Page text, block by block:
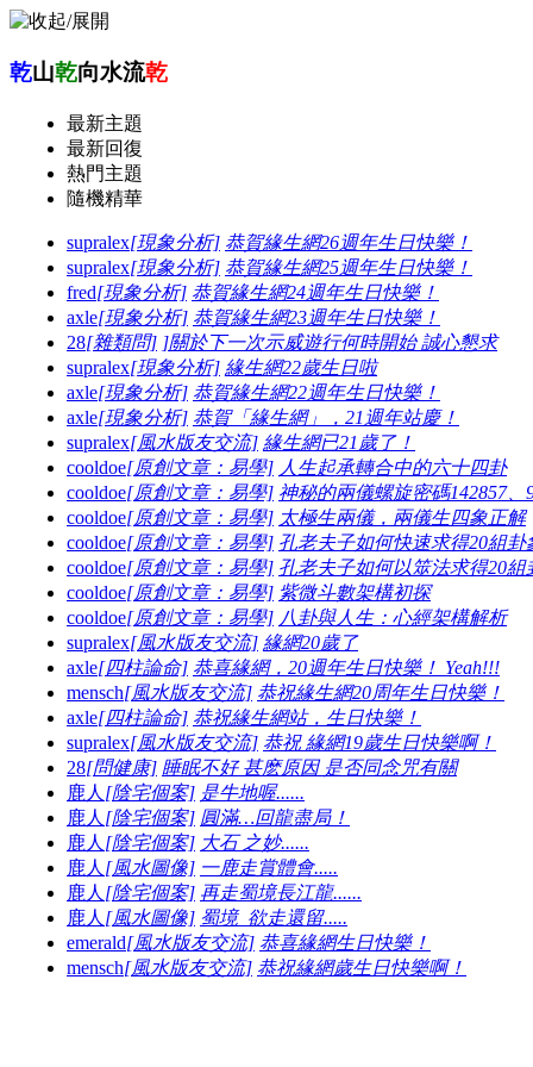
乾山乾向水流乾
最新主題
最新回復
熱門主題
隨機精華
supralex[現象分析] 恭賀緣生網26週年生日快樂！
supralex[現象分析] 恭賀緣生網25週年生日快樂！
fred[現象分析] 恭賀緣生網24週年生日快樂！
axle[現象分析] 恭賀緣生網23週年生日快樂！
28[雜類問] ]關於下一次示威遊行何時開始 誠心懇求
supralex[現象分析] 緣生網22歲生日啦
axle[現象分析] 恭賀緣生網22週年生日快樂！
axle[現象分析] 恭賀「緣生網」，21週年站慶！
supralex[風水版友交流] 緣生網已21歲了！
cooldoe[原創文章：易學] 人生起承轉合中的六十四卦
cooldoe[原創文章：易學] 神秘的兩儀螺旋密碼142857、
cooldoe[原創文章：易學] 太極生兩儀，兩儀生四象正解
cooldoe[原創文章：易學] 孔老夫子如何快速求得20組卦
cooldoe[原創文章：易學] 孔老夫子如何以筮法求得20組
cooldoe[原創文章：易學] 紫微斗數架構初探
cooldoe[原創文章：易學] 八卦與人生：心經架構解析
supralex[風水版友交流] 緣網20歲了
axle[四柱論命] 恭喜緣網，20週年生日快樂！ Yeah!!!
mensch[風水版友交流] 恭祝緣生網20周年生日快樂！
axle[四柱論命] 恭祝緣生網站，生日快樂！
supralex[風水版友交流] 恭祝 緣網19歲生日快樂啊！
28[問健康] 睡眠不好 甚麽原因 是否同念咒有關
鹿人[陰宅個案] 是牛地喔......
鹿人[陰宅個案] 圓滿…回龍盡局！
鹿人[陰宅個案] 大石 之妙......
鹿人[風水圖像] 一鹿走賞體會.....
鹿人[陰宅個案] 再走蜀境長江龍......
鹿人[風水圖像] 蜀境_欲走還留.....
emerald[風水版友交流] 恭喜緣網生日快樂！
mensch[風水版友交流] 恭祝緣網歲生日快樂啊！